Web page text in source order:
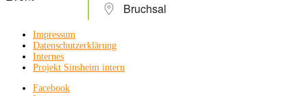
Bruchsal
Impressum
Datenschutzerklärung
Internes
Projekt Sinsheim intern
Facebook